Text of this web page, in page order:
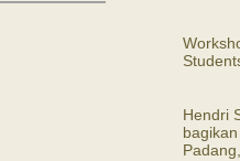
Hendri
Padang,